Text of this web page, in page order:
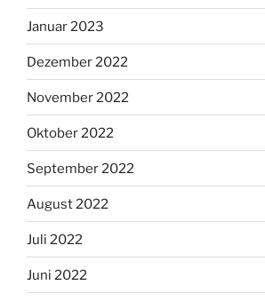
Januar 2023
Dezember 2022
November 2022
Oktober 2022
September 2022
August 2022
Juli 2022
Juni 2022